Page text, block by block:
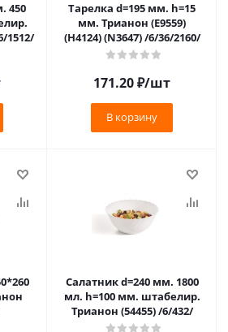
450
1512/
Тарелка d=195 мм. h=15
мм. Трианон (E9559)
(H4124) (N3647) /6/36/2160/
171.20₽/шт
В корзину
Салатник d=240 мм. 1800
мл. h=100 мм. штабелир.
Трианон (54455) /6/432/